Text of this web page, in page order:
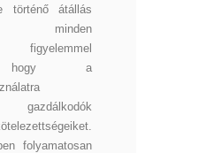
történő átállás
minden
figyelemmel
hogy a
folyamatosan